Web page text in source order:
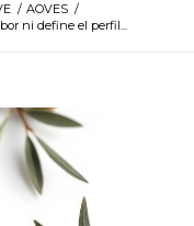
/ AOVES /
ni define el perfil...